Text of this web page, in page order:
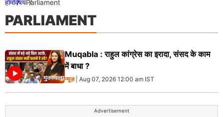
होमविषयParliament
PARLIAMENT
Muqabla : राहुल कांग्रेस का इरादा, संसद के काम
में बाधा ?
न्यूज़| Aug 07, 2026 12:00 am IST
Advertisement